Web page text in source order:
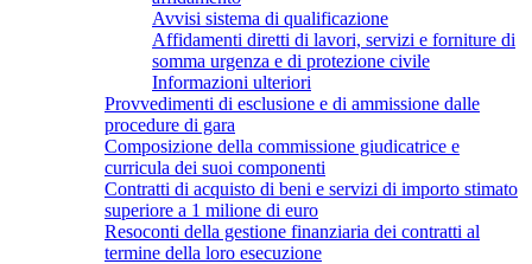
Avvisi sistema di qualificazione
Affidamenti diretti di lavori, servizi e forniture di
somma urgenza e di protezione civile
Informazioni ulteriori
Provvedimenti di esclusione e di ammissione dalle
procedure di gara
Composizione della commissione giudicatrice e
curricula dei suoi componenti
Contratti di acquisto di beni e servizi di importo stimato
superiore a 1 milione di euro
Resoconti della gestione finanziaria dei contratti al
termine della loro esecuzione